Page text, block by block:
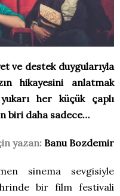
ve destek duygularıyla
hikayesini anlatmak
her küçük çaplı
biri daha sadece…
yazan: Banu Bozdemir
sinema sevgisiyle
bir film festivali